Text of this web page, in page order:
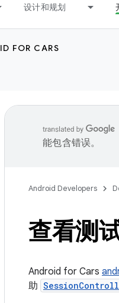
设计和规划
FOR CARS
能包含错误。
Android Developers
查看测
Android for Cars
助